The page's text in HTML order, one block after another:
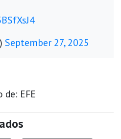
September 27, 2025
EFE